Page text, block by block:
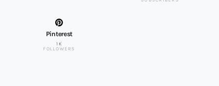
Pinterest
1K
FOLLOWERS